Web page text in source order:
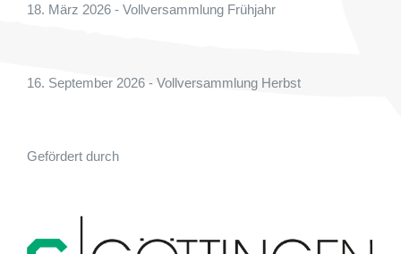
18. März 2026 - Vollversammlung Frühjahr
16. September 2026 - Vollversammlung Herbst
Gefördert durch